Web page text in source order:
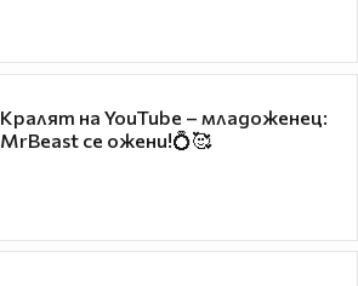
Кралят на YouTube – младоженец:
MrBeast се ожени!💍🥰